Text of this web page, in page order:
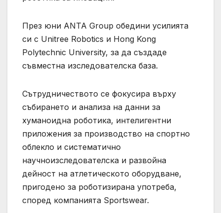
През юни ANTA Group обедини усилията
си с Unitree Robotics и Hong Kong
Polytechnic University, за да създаде
съвместна изследователска база.
Сътрудничеството се фокусира върху
събирането и анализа на данни за
хуманоидна роботика, интелигентни
приложения за производство на спортно
облекло и систематично
научноизследователска и развойна
дейност на атлетическото оборудване,
пригодено за роботизирана употреба,
според компанията Sportswear.